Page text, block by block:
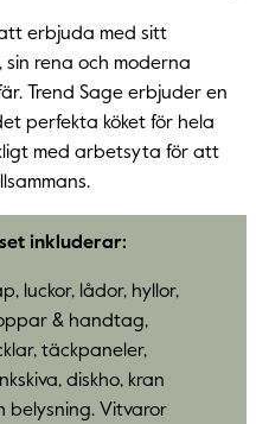
erbjuda med sitt
rena och moderna
Trend Sage erbjuder en
perfekta köket för hela
med arbetsyta för att
inkluderar:
luckor, lådor, hyllor,
& handtag,
täckpaneler,
diskho, kran
belysning. Vitvaror